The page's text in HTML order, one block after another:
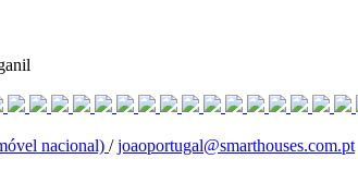
nacional) /joaoportugal@smarthouses.com.pt